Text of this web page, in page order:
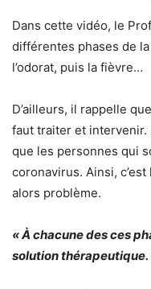
Dans cette vidéo, le
différentes phases de
l’odorat, puis la fièvre…
D’ailleurs, il rappelle
faut traiter et intervenir.
que les personnes qui
coronavirus. Ainsi,
alors problème.
«À chacune des ces
solution thérapeutique.